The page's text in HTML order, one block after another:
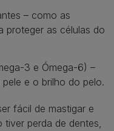
– como as
proteger as células do
3 e Ómega-6) –
e o brilho do pelo.
fácil de mastigar e
tiver perda de dentes,